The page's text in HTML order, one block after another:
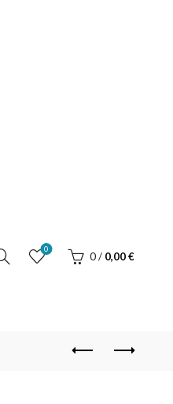
0
0 / 0,00€